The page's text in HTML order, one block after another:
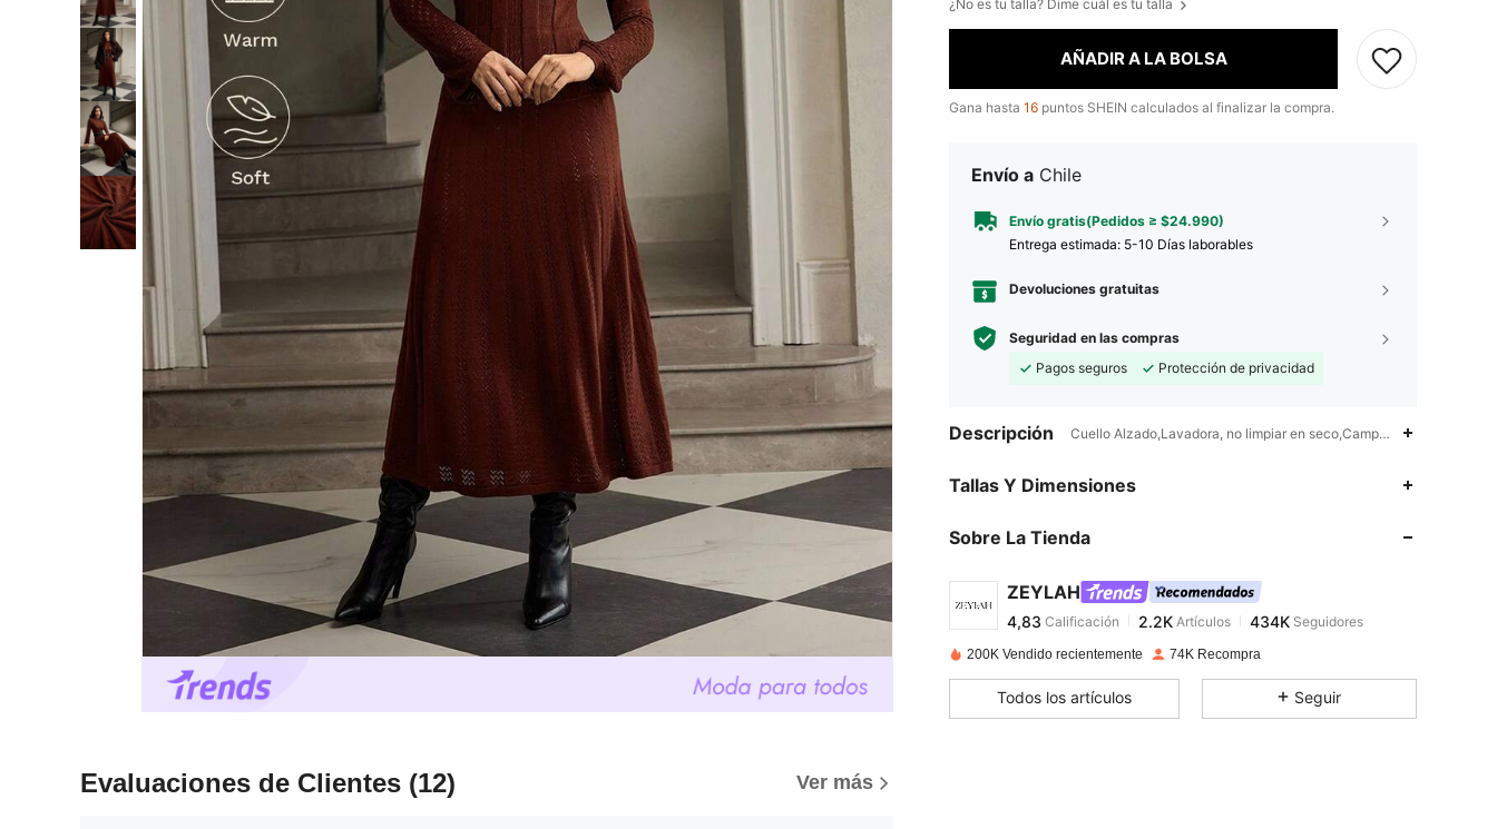
Evaluaciones de Clientes (12) Ver más
¿No es tu talla? Dime cuál es tu talla
AÑADIR A LA BOLSA
Gana hasta 16 puntos SHEIN calculados al finalizar la compra.
Envío a Chile
Envío gratis(Pedidos ≥ $24.990)
Entrega estimada: 5-10 Días laborables
Devoluciones gratuitas
Seguridad en las compras
Pagos seguros
Protección de privacidad
Descripción Cuello Alzado,Lavadora, no limpiar en seco,Campana
Tallas Y Dimensiones
Sobre La Tienda
ZEYLAH
4,83
4,83 Calificación 2.2KArtículos 434K
n***mpagó Hace 1 día
200K Vendido recientemente 74K Recompra
Todos los artículos Seguir